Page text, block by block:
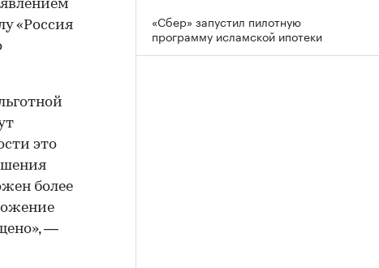
«Россия
это
более
—
«Сбер» запустил пилотную
программу исламской ипотеки